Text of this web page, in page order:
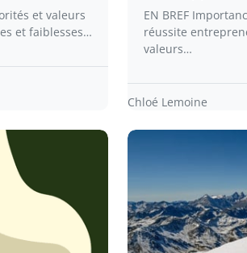
et valeurs
et faiblesses…
EN BREF
réussite
valeurs…
Chloé Lemoine